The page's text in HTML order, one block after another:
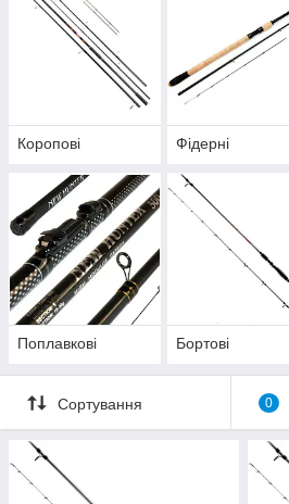
Коропові Фідерні
Поплавкові Бортові
Сортування 0